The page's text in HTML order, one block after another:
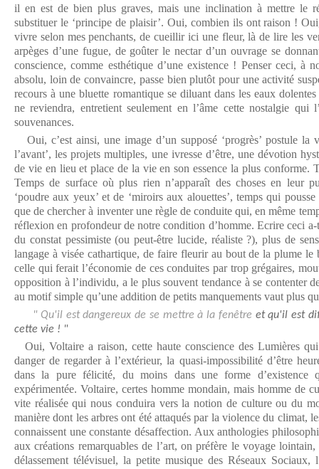
il en est de bien plus graves, mais une inclination à mettre le
substituer le ‘principe de plaisir’. Oui, combien ils ont raison !
vivre selon mes penchants, de cueillir ici une fleur, là de lire les
arpèges d’une fugue, de goûter le nectar d’un ouvrage se
conscience, comme esthétique d’une existence ! Penser ceci, à
absolu, loin de convaincre, passe bien plutôt pour une activité
recours à une bluette romantique se diluant dans les eaux
ne reviendra, entretient seulement en l’âme cette nostalgie qui
souvenances.
Oui, c’est ainsi, une image d’un supposé ‘progrès’ postule la
l’avant’, les projets multiples, une ivresse d’être, une dévotion
de vie en lieu et place de la vie en son essence la plus conforme.
Temps de surface où plus rien n’apparaît des choses en leur
‘poudre aux yeux’ et de ‘miroirs aux alouettes’, temps qui
que de chercher à inventer une règle de conduite qui, en même
réflexion en profondeur de notre condition d’homme. Ecrire ceci
du constat pessimiste (ou peut-être lucide, réaliste ?), plus de
langage à visée cathartique, de faire fleurir au bout de la plume le
celle qui ferait l’économie de ces conduites par trop grégaires,
opposition à l’individu, a le plus souvent tendance à se contenter
au motif simple qu’une addition de petits manquements vaut plus
" Qu'il est dangereux de se mettre à la fenêtre et qu'il est
cette vie ! "
Oui, Voltaire a raison, cette haute conscience des Lumières
danger de regarder à l’extérieur, la quasi-impossibilité d’être
dans la pure félicité, du moins dans une forme d’existence
expérimentée. Voltaire, certes homme mondain, mais homme de
vite réalisée qui nous conduira vers la notion de culture ou du
manière dont les arbres ont été attaqués par la violence du climat,
connaissent une constante désaffection. Aux anthologies
aux créations remarquables de l’art, on préfère le voyage
délassement télévisuel, la petite musique des Réseaux Sociaux,